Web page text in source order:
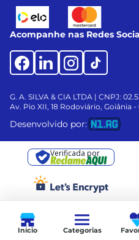
Início Categorias
Acompanhe nas Redes
G. A. SILVA & CIA LTDA | CNPJ:
Av. Pio XII, 18 Rodoviário, Goiânia -
Desenvolvido por:
Verificada por